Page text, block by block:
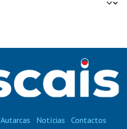
Autarcas Notícias Contactos